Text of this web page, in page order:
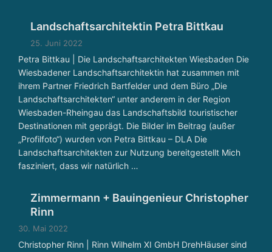
Landschaftsarchitektin Petra Bittkau
25. Juni 2022
Petra Bittkau | Die Landschaftsarchitekten Wiesbaden Die
Wiesbadener Landschaftsarchitektin hat zusammen mit
ihrem Partner Friedrich Bartfelder und dem Büro „Die
Landschaftsarchitekten“ unter anderem in der Region
Wiesbaden-Rheingau das Landschaftsbild touristischer
Destinationen mit geprägt. Die Bilder im Beitrag (außer
„Profilfoto“) wurden von Petra Bittkau – DLA Die
Landschaftsarchitekten zur Nutzung bereitgestellt Mich
fasziniert, dass wir natürlich …
Zimmermann + Bauingenieur Christopher
Rinn
30. Mai 2022
Christopher Rinn | Rinn Wilhelm XI GmbH DrehHäuser sind